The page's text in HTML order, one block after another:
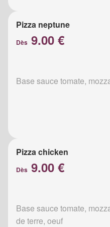
Pizza neptune
Dès 9.00 €
Base sauce tomate,
Pizza chicken
Dès 9.00 €
Base sauce tomate,
de terre, oeuf